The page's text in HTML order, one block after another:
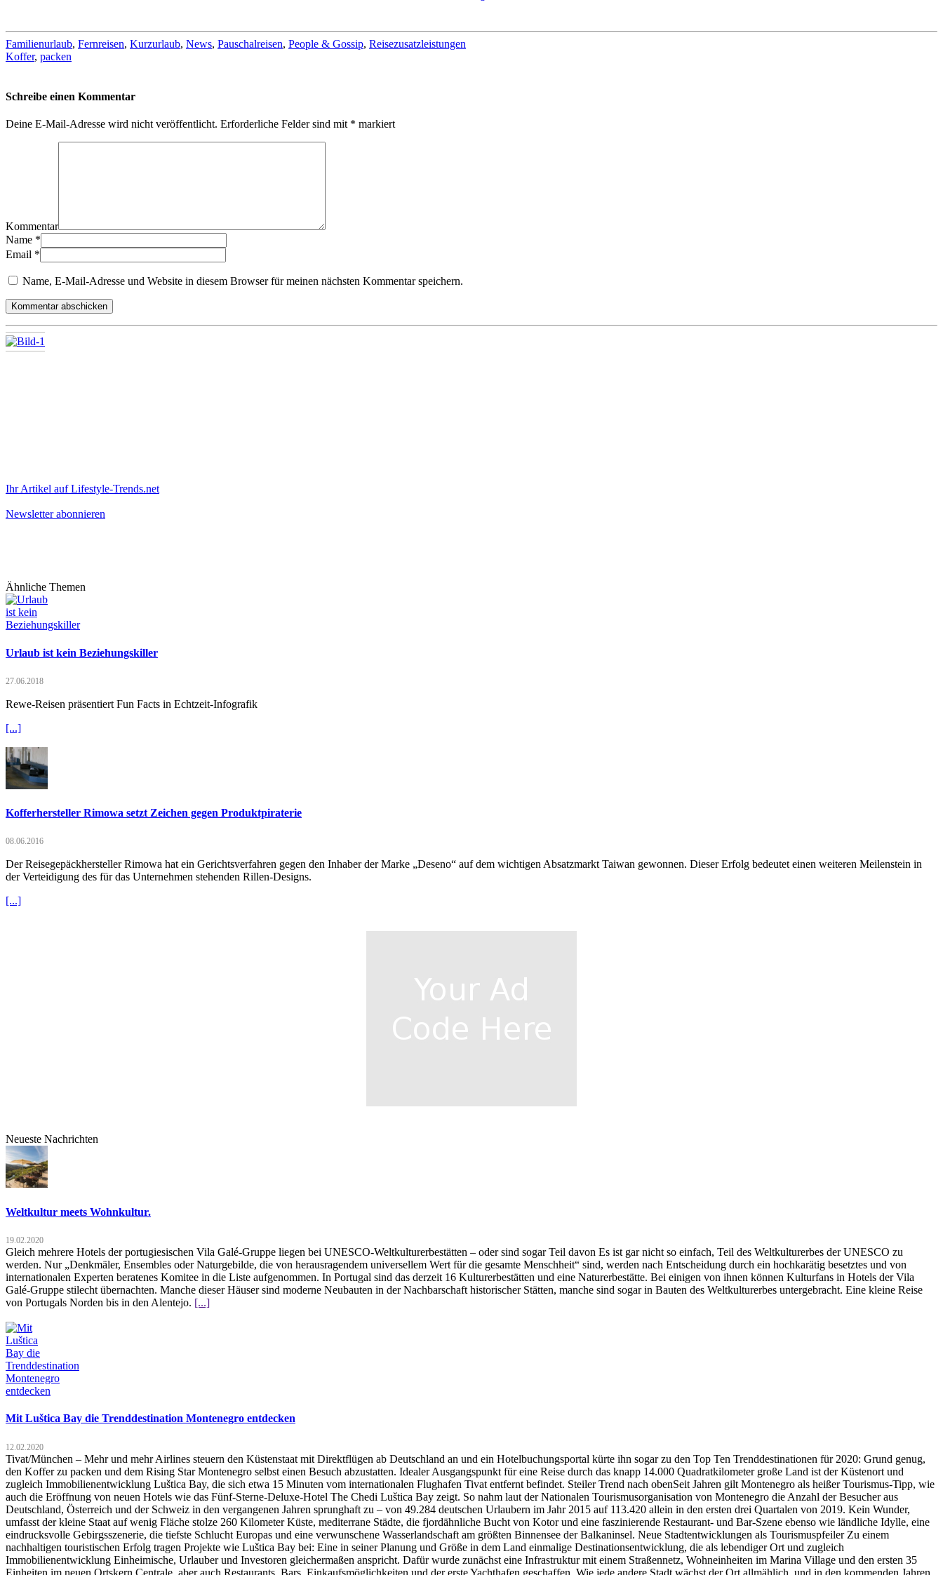
Familienurlaub, Fernreisen, Kurzurlaub, News, Pauschalreisen, People & Gossip, Reisezusatzleistungen
Koffer, packen
Schreibe einen Kommentar
Deine E-Mail-Adresse wird nicht veröffentlicht. Erforderliche Felder sind mit * markiert
Kommentar
Name *
Email *
Name, E-Mail-Adresse und Website in diesem Browser für meinen nächsten Kommentar speichern.
Ihr Artikel auf Lifestyle-Trends.net
Newsletter abonnieren
Ähnliche Themen
Urlaub ist kein Beziehungskiller
27.06.2018
Rewe-Reisen präsentiert Fun Facts in Echtzeit-Infografik
[...]
Kofferhersteller Rimowa setzt Zeichen gegen Produktpiraterie
08.06.2016
Der Reisegepäckhersteller Rimowa hat ein Gerichtsverfahren gegen den Inhaber der Marke „Deseno“ auf dem wichtigen Absatzmarkt Taiwan gewonnen. Dieser Erfolg bedeutet einen weiteren Meilenstein in
der Verteidigung des für das Unternehmen stehenden Rillen-Designs.
[...]
Neueste Nachrichten
Weltkultur meets Wohnkultur.
19.02.2020
Gleich mehrere Hotels der portugiesischen Vila Galé-Gruppe liegen bei UNESCO-Weltkulturerbestätten – oder sind sogar Teil davon Es ist gar nicht so einfach, Teil des Weltkulturerbes der UNESCO zu
werden. Nur „Denkmäler, Ensembles oder Naturgebilde, die von herausragendem universellem Wert für die gesamte Menschheit“ sind, werden nach Entscheidung durch ein hochkarätig besetztes und von
internationalen Experten beratenes Komitee in die Liste aufgenommen. In Portugal sind das derzeit 16 Kulturerbestätten und eine Naturerbestätte. Bei einigen von ihnen können Kulturfans in Hotels der Vila
Galé-Gruppe stilecht übernachten. Manche dieser Häuser sind moderne Neubauten in der Nachbarschaft historischer Stätten, manche sind sogar in Bauten des Weltkulturerbes untergebracht. Eine kleine Reise
von Portugals Norden bis in den Alentejo. [...]
Mit Luštica Bay die Trenddestination Montenegro entdecken
12.02.2020
Tivat/München – Mehr und mehr Airlines steuern den Küstenstaat mit Direktflügen ab Deutschland an und ein Hotelbuchungsportal kürte ihn sogar zu den Top Ten Trenddestinationen für 2020: Grund genug,
den Koffer zu packen und dem Rising Star Montenegro selbst einen Besuch abzustatten. Idealer Ausgangspunkt für eine Reise durch das knapp 14.000 Quadratkilometer große Land ist der Küstenort und
zugleich Immobilienentwicklung Luštica Bay, die sich etwa 15 Minuten vom internationalen Flughafen Tivat entfernt befindet. Steiler Trend nach obenSeit Jahren gilt Montenegro als heißer Tourismus-Tipp, wie
auch die Eröffnung von neuen Hotels wie das Fünf-Sterne-Deluxe-Hotel The Chedi Luštica Bay zeigt. So nahm laut der Nationalen Tourismusorganisation von Montenegro die Anzahl der Besucher aus
Deutschland, Österreich und der Schweiz in den vergangenen Jahren sprunghaft zu – von 49.284 deutschen Urlaubern im Jahr 2015 auf 113.420 allein in den ersten drei Quartalen von 2019. Kein Wunder,
umfasst der kleine Staat auf wenig Fläche stolze 260 Kilometer Küste, mediterrane Städte, die fjordähnliche Bucht von Kotor und eine faszinierende Restaurant- und Bar-Szene ebenso wie ländliche Idylle, eine
eindrucksvolle Gebirgsszenerie, die tiefste Schlucht Europas und eine verwunschene Wasserlandschaft am größten Binnensee der Balkaninsel. Neue Stadtentwicklungen als Tourismuspfeiler Zu einem
nachhaltigen touristischen Erfolg tragen Projekte wie Luštica Bay bei: Eine in seiner Planung und Größe in dem Land einmalige Destinationsentwicklung, die als lebendiger Ort und zugleich
Immobilienentwicklung Einheimische, Urlauber und Investoren gleichermaßen anspricht. Dafür wurde zunächst eine Infrastruktur mit einem Straßennetz, Wohneinheiten im Marina Village und den ersten 35
Einheiten im neuen Ortskern Centrale, aber auch Restaurants, Bars, Einkaufsmöglichkeiten und der erste Yachthafen geschaffen. Wie jede andere Stadt wächst der Ort allmählich, und in den kommenden Jahren